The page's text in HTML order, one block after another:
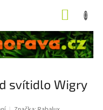
svítidlo Wigry